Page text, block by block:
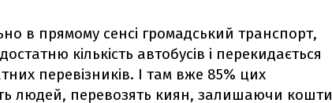
в прямому сенсі громадський транспорт,
кількість автобусів і перекидається
перевізників. І там вже 85% цих
людей, перевозять киян, залишаючи кошти